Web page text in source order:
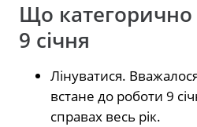
Що
9 січня
Лінуватися.
встане до роботи 9
справах весь рік.